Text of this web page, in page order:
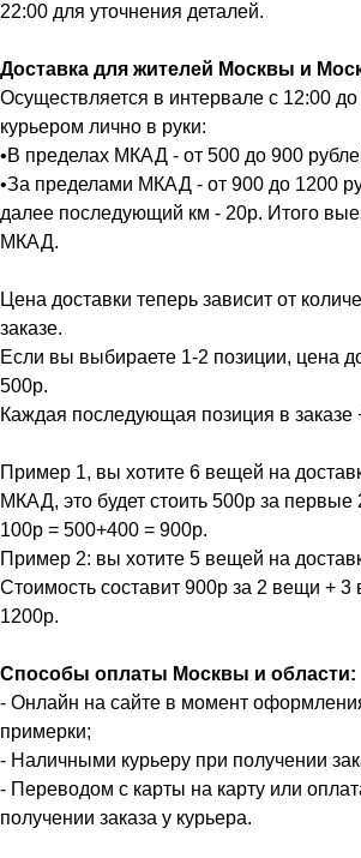
22:00 для уточнения деталей.
Доставка для жителей Москвы и
Осуществляется в интервале с 12:00
курьером лично в руки:
•В пределах МКАД - от 500 до 900
•За пределами МКАД - от 900 до 1200
далее последующий км - 20р. Итого
МКАД.
Цена доставки теперь зависит от
заказе.
Если вы выбираете 1-2 позиции, цена
500р.
Каждая последующая позиция в заказе
Пример 1, вы хотите 6 вещей на
МКАД, это будет стоить 500р за
100р = 500+400 = 900р.
Пример 2: вы хотите 5 вещей на
Стоимость составит 900р за 2 вещи +
1200р.
Способы оплаты Москвы и области:
- Онлайн на сайте в момент
примерки;
- Наличными курьеру при получении
- Переводом с карты на карту или
получении заказа у курьера.